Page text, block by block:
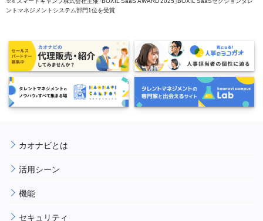
ントマネジメントシステム部門1位を受賞
カオナビとは
活用シーン
機能
セキュリティ